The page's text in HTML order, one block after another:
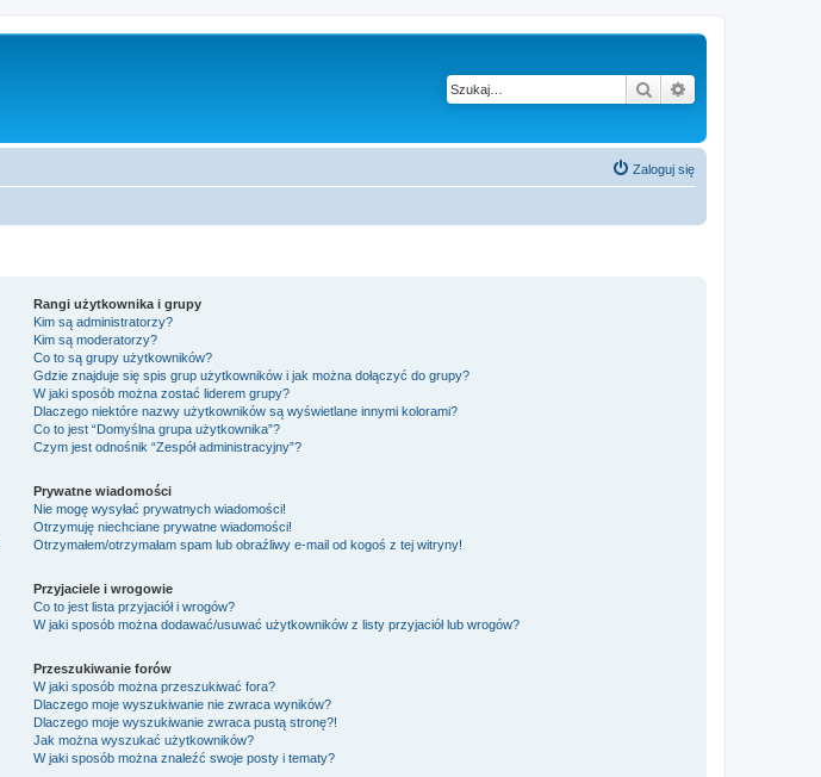
Szukaj
Zaloguj się
Rangi użytkownika i grupy
Kim są administratorzy?
Kim są moderatorzy?
Co to są grupy użytkowników?
Gdzie znajduje się spis grup użytkowników i jak można dołączyć do grupy?
W jaki sposób można zostać liderem grupy?
Dlaczego niektóre nazwy użytkowników są wyświetlane innymi kolorami?
Co to jest “Domyślna grupa użytkownika”?
Czym jest odnośnik “Zespół administracyjny”?
Prywatne wiadomości
Nie mogę wysyłać prywatnych wiadomości!
Otrzymuję niechciane prywatne wiadomości!
Otrzymałem/otrzymałam spam lub obraźliwy e-mail od kogoś z tej witryny!
Przyjaciele i wrogowie
Co to jest lista przyjaciół i wrogów?
W jaki sposób można dodawać/usuwać użytkowników z listy przyjaciół lub wrogów?
Przeszukiwanie forów
W jaki sposób można przeszukiwać fora?
Dlaczego moje wyszukiwanie nie zwraca wyników?
Dlaczego moje wyszukiwanie zwraca pustą stronę?!
Jak można wyszukać użytkowników?
W jaki sposób można znaleźć swoje posty i tematy?